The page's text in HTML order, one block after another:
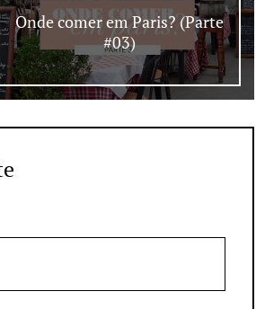
Onde comer em Paris? (Parte
#03)